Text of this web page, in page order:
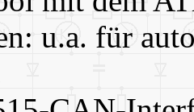
u.a. für